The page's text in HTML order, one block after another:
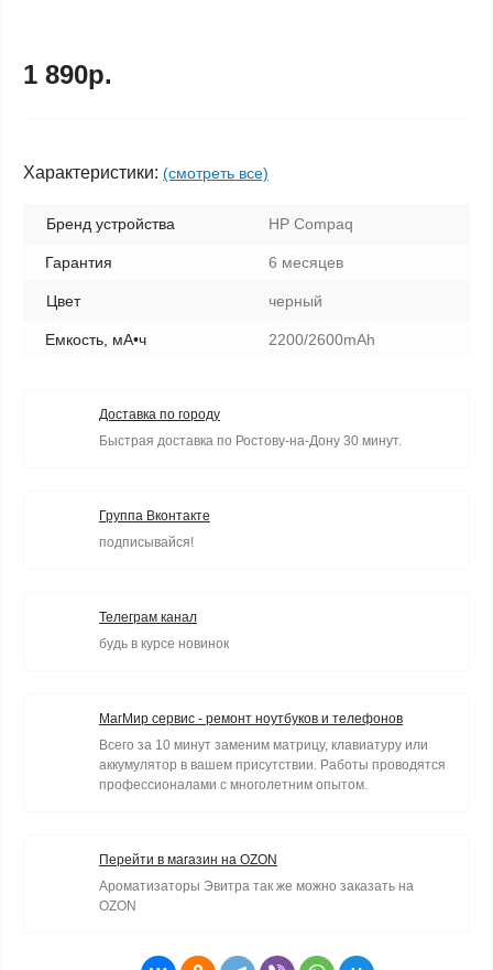
1 890р.
Характеристики: (смотреть все)
Бренд устройства HP Compaq
Гарантия 6 месяцев
Цвет черный
Емкость, мА•ч 2200/2600mAh
Доставка по городу
Быстрая доставка по Ростову-на-Дону 30 минут.
Группа Вконтакте
подписывайся!
Телеграм канал
будь в курсе новинок
МагМир сервис - ремонт ноутбуков и телефонов
Всего за 10 минут заменим матрицу, клавиатуру или
аккумулятор в вашем присутствии. Работы проводятся
профессионалами с многолетним опытом.
Перейти в магазин на OZON
Ароматизаторы Эвитра так же можно заказать на
OZON